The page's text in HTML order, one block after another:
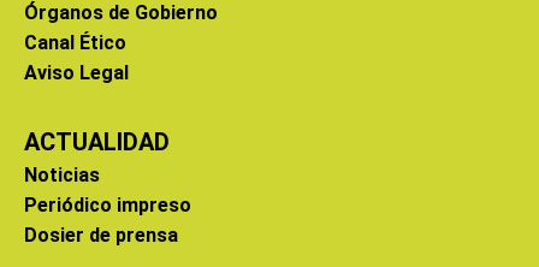
Órganos de Gobierno
Canal Ético
Aviso Legal
ACTUALIDAD
Noticias
Periódico impreso
Dosier de prensa